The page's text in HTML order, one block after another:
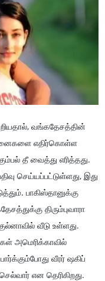
வங்கதேசத்தின்
எதிர்கொள்ள
தீ வைத்து எரித்தது.
செய்யப்பட்டுள்ளது, இது
பாகிஸ்தானுக்கு
திரும்புவாரா
வீடு உள்ளது.
அமெரிக்காவில்
வீரர் ஷகிப்
என தெரிகிறது.